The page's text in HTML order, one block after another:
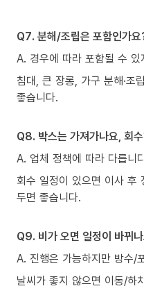
Q7. 분해/조립은 포함인가요
A. 경우에 따라 포함될 수
침대, 큰 장롱, 가구 분해·조
좋습니다.
Q8. 박스는 가져가나요, 회
A. 업체 정책에 따라 다릅니
회수 일정이 있으면 이사 후
두면 좋습니다.
Q9. 비가 오면 일정이 바뀌
A. 진행은 가능하지만 방수/
날씨가 좋지 않으면 이동/하